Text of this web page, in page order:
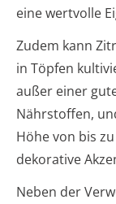
eine wertvolle
Zudem kann
in Töpfen
außer einer
Nährstoffen,
Höhe von bis
dekorative
Neben der